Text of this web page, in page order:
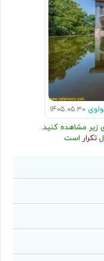
۱۴۰۵.۰۵.۳۰
زیر مشاهده کنید.
تکرار است